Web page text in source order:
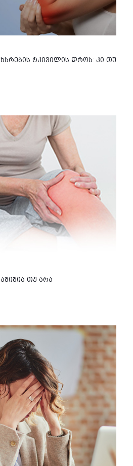
ტკივილის დროს: კი თუ
თუ არა